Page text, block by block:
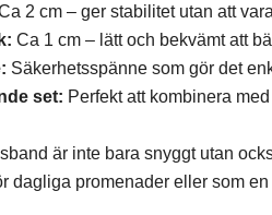
2 cm – ger stabilitet utan att
Ca 1 cm – lätt och bekvämt att
Säkerhetsspänne som gör det
set: Perfekt att kombinera
är inte bara snyggt utan
dagliga promenader eller som